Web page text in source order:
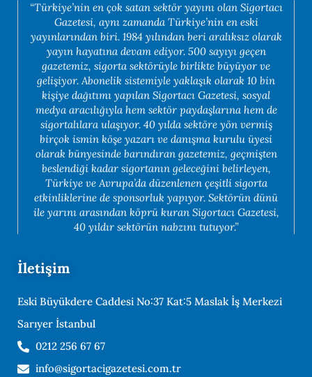
“Türkiye’nin en çok satan sektör yayını olan Sigortacı
Gazetesi, aynı zamanda Türkiye’nin en eski
yayınlarından biri. 1984 yılından beri aralıksız olarak
yayın hayatına devam ediyor. 500 sayıyı geçen
gazetemiz, sigorta sektörüyle birlikte büyüyor ve
gelişiyor. Abonelik sistemiyle yaklaşık olarak 10 bin
kişiye dağıtımı yapılan Sigortacı Gazetesi, sosyal
medya aracılığıyla hem sektör paydaşlarına hem de
sigortalılara ulaşıyor. 40 yılda sektöre yön vermiş
birçok ismin köşe yazarı ve danışma kurulu üyesi
olarak bünyesinde barındıran gazetemiz, geçmişten
beslendiği kadar sigortanın geleceğini belirleyen,
Türkiye ve Avrupa’da düzenlenen çeşitli sigorta
etkinliklerine de sponsorluk yapıyor. Sektörün dünü
ile yarını arasından köprü kuran Sigortacı Gazetesi,
40 yıldır sektörün nabzını tutuyor.”
İletişim
Eski Büyükdere Caddesi No:37 Kat:5 Maslak İş Merkezi
Sarıyer İstanbul
0212 256 67 67
info@sigortacigazetesi.com.tr